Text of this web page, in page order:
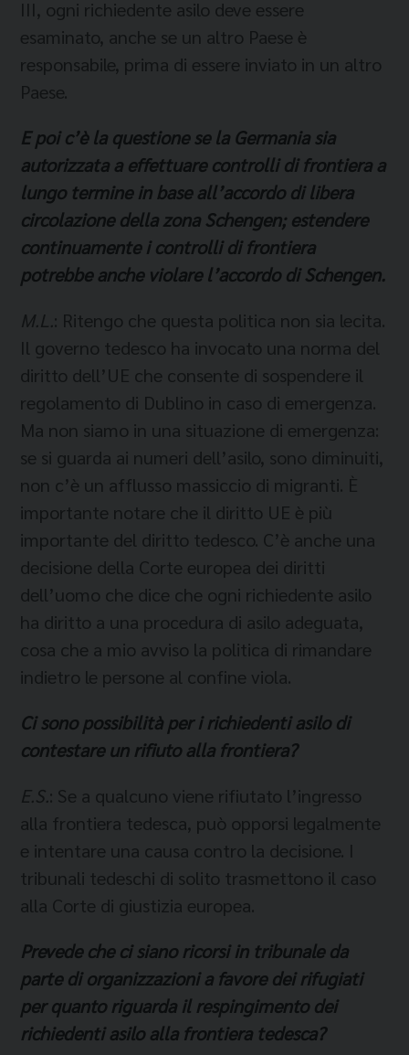
III, ogni richiedente asilo deve essere
esaminato, anche se un altro Paese è
responsabile, prima di essere inviato in un altro
Paese.
E poi c’è la questione se la Germania sia
autorizzata a effettuare controlli di frontiera a
lungo termine in base all’accordo di libera
circolazione della zona Schengen; estendere
continuamente i controlli di frontiera
potrebbe anche violare l’accordo di Schengen.
M.L.: Ritengo che questa politica non sia lecita.
Il governo tedesco ha invocato una norma del
diritto dell’UE che consente di sospendere il
regolamento di Dublino in caso di emergenza.
Ma non siamo in una situazione di emergenza:
se si guarda ai numeri dell’asilo, sono diminuiti,
non c’è un afflusso massiccio di migranti. È
importante notare che il diritto UE è più
importante del diritto tedesco. C’è anche una
decisione della Corte europea dei diritti
dell’uomo che dice che ogni richiedente asilo
ha diritto a una procedura di asilo adeguata,
cosa che a mio avviso la politica di rimandare
indietro le persone al confine viola.
Ci sono possibilità per i richiedenti asilo di
contestare un rifiuto alla frontiera?
E.S.: Se a qualcuno viene rifiutato l’ingresso
alla frontiera tedesca, può opporsi legalmente
e intentare una causa contro la decisione. I
tribunali tedeschi di solito trasmettono il caso
alla Corte di giustizia europea.
Prevede che ci siano ricorsi in tribunale da
parte di organizzazioni a favore dei rifugiati
per quanto riguarda il respingimento dei
richiedenti asilo alla frontiera tedesca?